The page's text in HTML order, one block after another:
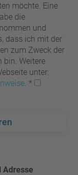
möchte. Eine
die
und
dass ich mit der
zum Zweck der
bin. Weitere
unter:
. *
Adresse